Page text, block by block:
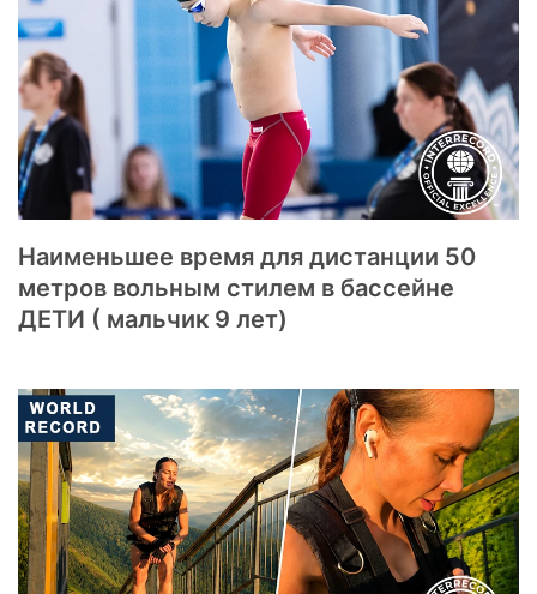
Наименьшее время для дистанции 50
метров вольным стилем в бассейне
ДЕТИ ( мальчик 9 лет)